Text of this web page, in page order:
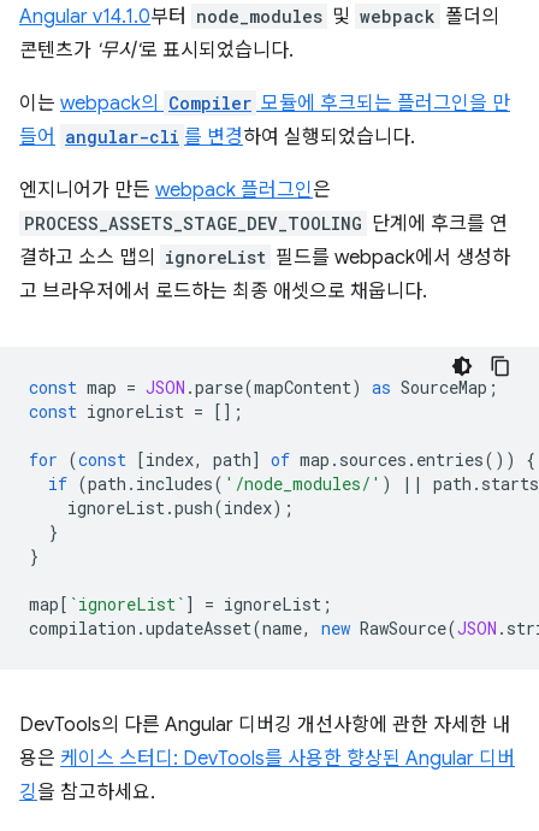
Angular v14.1.0부터 node_modules 및 webpack 폴더의
콘텐츠가 '무시'로 표시되었습니다.
이는 webpack의 Compiler 모듈에 후크되는 플러그인을 만
들어
angular-cli 를 변경하여 실행되었습니다.
엔지니어가 만든 webpack 플러그인은
PROCESS_ASSETS_STAGE_DEV_TOOLING 단계에 후크를 연
결하고 소스 맵의
ignoreList 필드를 webpack에서 생성하
고 브라우저에서 로드하는 최종 애셋으로 채웁니다.
const map = JSON .parse(mapContent) as SourceMap ;
const ignoreList = [];
for (const [index, path] of map . sources . entries())
{
if (path . includes( '/node_modules/' ) || path .
ignoreList .push(index);
}
}
map[ `ignoreList` ] = ignoreList ;
compilation .updateAsset(name, new RawSource(JSON .
DevTools의 다른 Angular 디버깅 개선사항에 관한 자세한 내
용은 케이스 스터디: DevTools를 사용한 향상된 Angular 디버
깅을 참고하세요.